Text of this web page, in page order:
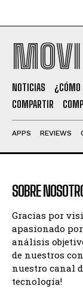
NOTICIAS ¿CÓMO
COMPARTIR
APPS REVIEWS
SOBRE
Gracias por
apasionado
análisis
de nuestros
nuestro canal
tecnología!